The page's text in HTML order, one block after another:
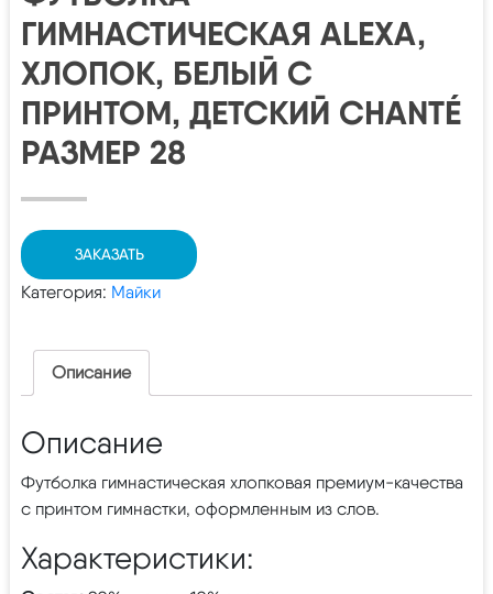
ГИМНАСТИЧЕСКАЯ ALEXA,
ХЛОПОК, БЕЛЫЙ С
ПРИНТОМ, ДЕТСКИЙ CHANTÉ
РАЗМЕР 28
ЗАКАЗАТЬ
Категория: Майки
Описание
Описание
Футболка гимнастическая хлопковая премиум-качества
с принтом гимнастки, оформленным из слов.
Характеристики: